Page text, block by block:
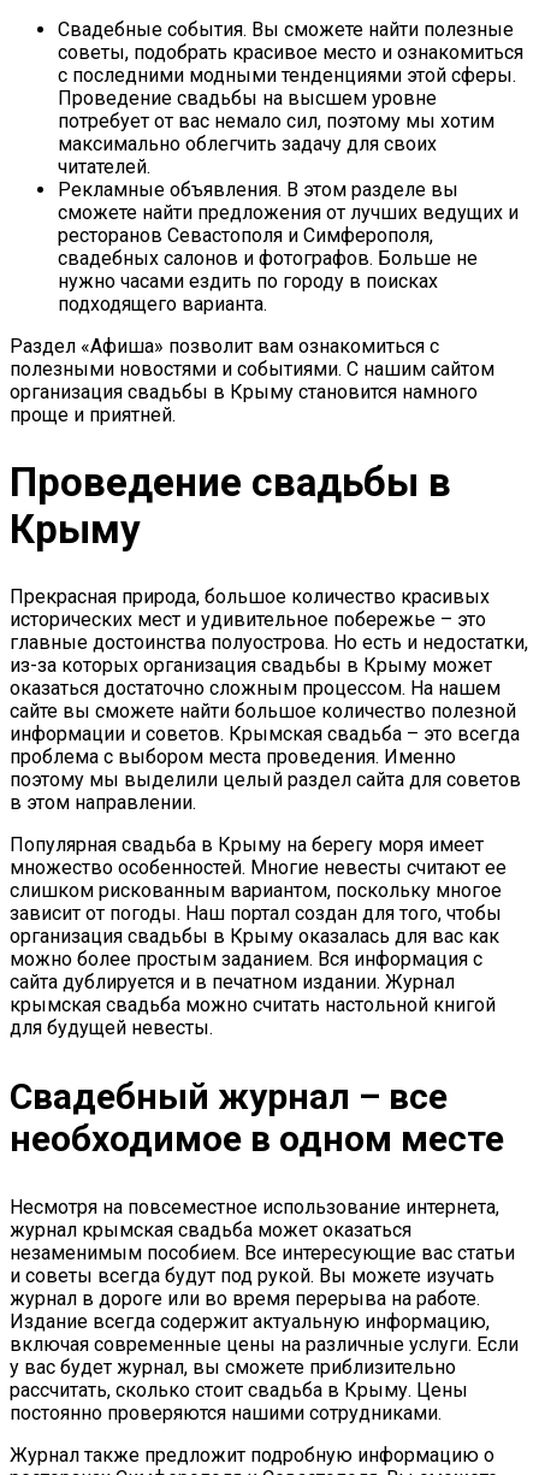
Свадебные события. Вы сможете найти полезные
советы, подобрать красивое место и ознакомиться
с последними модными тенденциями этой сферы.
Проведение свадьбы на высшем уровне
потребует от вас немало сил, поэтому мы хотим
максимально облегчить задачу для своих
читателей.
Рекламные объявления. В этом разделе вы
сможете найти предложения от лучших ведущих и
ресторанов Севастополя и Симферополя,
свадебных салонов и фотографов. Больше не
нужно часами ездить по городу в поисках
подходящего варианта.
Раздел «Афиша» позволит вам ознакомиться с
полезными новостями и событиями. С нашим сайтом
организация свадьбы в Крыму становится намного
проще и приятней.
Проведение свадьбы в
Крыму
Прекрасная природа, большое количество красивых
исторических мест и удивительное побережье – это
главные достоинства полуострова. Но есть и недостатки,
из-за которых организация свадьбы в Крыму может
оказаться достаточно сложным процессом. На нашем
сайте вы сможете найти большое количество полезной
информации и советов. Крымская свадьба – это всегда
проблема с выбором места проведения. Именно
поэтому мы выделили целый раздел сайта для советов
в этом направлении.
Популярная свадьба в Крыму на берегу моря имеет
множество особенностей. Многие невесты считают ее
слишком рискованным вариантом, поскольку многое
зависит от погоды. Наш портал создан для того, чтобы
организация свадьбы в Крыму оказалась для вас как
можно более простым заданием. Вся информация с
сайта дублируется и в печатном издании. Журнал
крымская свадьба можно считать настольной книгой
для будущей невесты.
Свадебный журнал – все
необходимое в одном месте
Несмотря на повсеместное использование интернета,
журнал крымская свадьба может оказаться
незаменимым пособием. Все интересующие вас статьи
и советы всегда будут под рукой. Вы можете изучать
журнал в дороге или во время перерыва на работе.
Издание всегда содержит актуальную информацию,
включая современные цены на различные услуги. Если
у вас будет журнал, вы сможете приблизительно
рассчитать, сколько стоит свадьба в Крыму. Цены
постоянно проверяются нашими сотрудниками.
Журнал также предложит подробную информацию о